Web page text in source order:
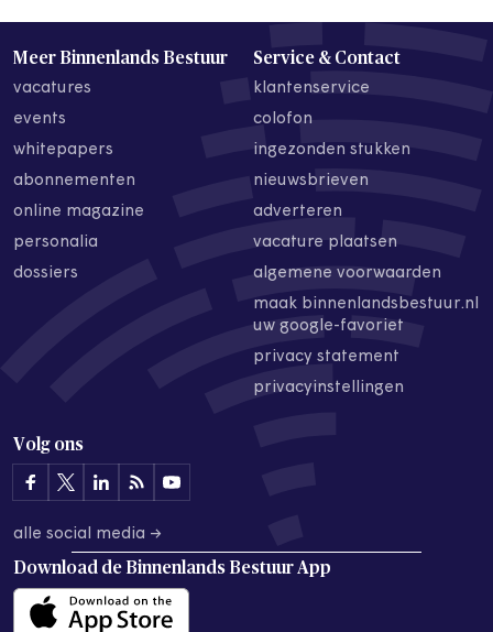
Meer Binnenlands Bestuur
vacatures
events
whitepapers
abonnementen
online magazine
personalia
dossiers
Service & Contact
klantenservice
colofon
ingezonden stukken
nieuwsbrieven
adverteren
vacature plaatsen
algemene voorwaarden
maak binnenlandsbestuur.nl
uw google-favoriet
privacy statement
privacyinstellingen
Volg ons
alle social media →
Download de Binnenlands Bestuur App